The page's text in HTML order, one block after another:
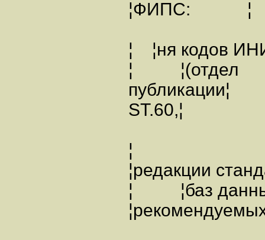
¦ФИПС: ¦
¦ ¦ня кодов
¦ ¦(отдел
ST.60,¦
¦
¦редакции
¦ ¦баз